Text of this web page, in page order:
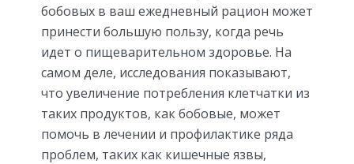
бобовых в ваш ежедневный рацион может
принести большую пользу, когда речь
идет о пищеварительном здоровье. На
самом деле, исследования показывают,
что увеличение потребления клетчатки из
таких продуктов, как бобовые, может
помочь в лечении и профилактике ряда
проблем, таких как кишечные язвы,